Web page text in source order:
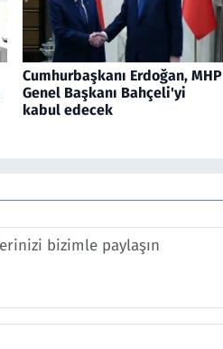
Cumhurbaşkanı Erdoğan, MHP
Genel Başkanı Bahçeli'yi
kabul edecek